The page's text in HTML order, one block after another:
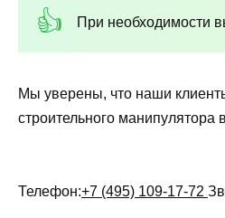
При необходимости
Мы уверены, что наши
строительного
Телефон:+7 (495) 109-17-72